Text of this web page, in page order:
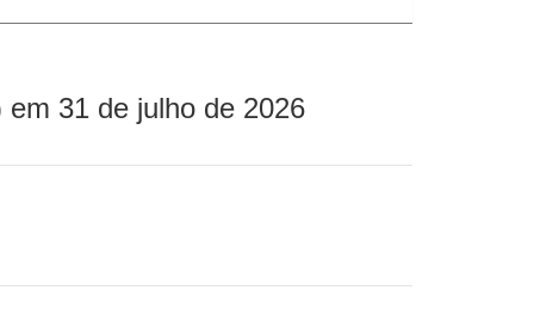
31 de julho de 2026